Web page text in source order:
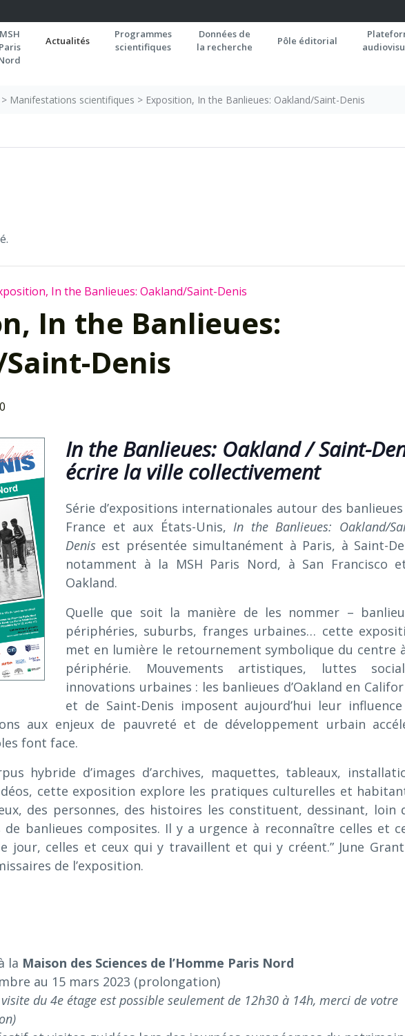
MSH
Paris
Actualités
Programmes
scientifiques
Données de
la recherche
Pôle éditorial
> Manifestations scientifiques > Exposition, In the Banlieues: Oakland/Saint-Denis
In the Banlieues: Oakland/Saint-Denis
In the Banlieues:
Denis
In the Banlieues: Oakland / Saint-
écrire la ville collectivement
Série d’expositions internationales autour des
France et aux États-Unis, In the Banlieues: Oakland/
Denis est présentée simultanément à Paris, à Saint-
notamment à la MSH Paris Nord, à San Francisco
Oakland.
Quelle que soit la manière de les nommer –
périphéries, suburbs, franges urbaines… cette
met en lumière le retournement symbolique du centre
périphérie. Mouvements artistiques, luttes
innovations urbaines : les banlieues d’Oakland en
et de Saint-Denis imposent aujourd’hui leur
aux enjeux de pauvreté et de développement urbain
font face.
hybride d’images d’archives, maquettes, tableaux,
cette exposition explore les pratiques culturelles et
des personnes, des histoires les constituent, dessinant, loin
banlieues composites. Il y a urgence à reconnaître celles et
jour, celles et ceux qui y travaillent et qui y créent.” June
de l’exposition.
la Maison des Sciences de l’Homme Paris Nord
au 15 mars 2023 (prolongation)
du 4e étage est possible seulement de 12h30 à 14h, merci de votre